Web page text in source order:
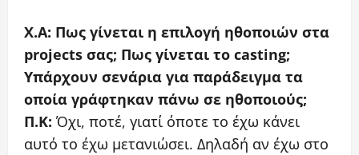
X.A: Πως γίνεται η επιλογή ηθοποιών στα
projects σας; Πως γίνεται το casting;
Υπάρχουν σενάρια για παράδειγμα τα
οποία γράφτηκαν πάνω σε ηθοποιούς;
Π.Κ: Όχι, ποτέ, γιατί όποτε το έχω κάνει
αυτό το έχω μετανιώσει. Δηλαδή αν έχω στο